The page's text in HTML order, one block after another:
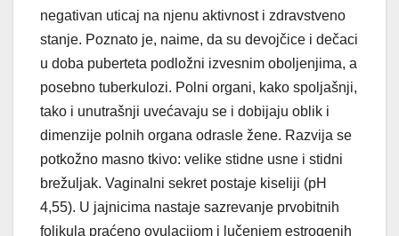
negativan uticaj na njenu aktivnost i zdravstveno
stanje. Poznato je, naime, da su devojčice i dečaci
u doba puberteta podložni izvesnim oboljenjima, a
posebno tuberkulozi. Polni organi, kako spoljašnji,
tako i unutrašnji uvećavaju se i dobijaju oblik i
dimenzije polnih organa odrasle žene. Razvija se
potkožno masno tkivo: velike stidne usne i stidni
brežuljak. Vaginalni sekret postaje kiseliji (pH
4,55). U jajnicima nastaje sazrevanje prvobitnih
folikula praćeno ovulacijom i lučenjem estrogenih